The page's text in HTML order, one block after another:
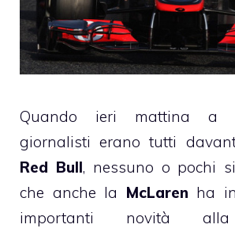
Quando ieri mattina a
giornalisti erano tutti
Red Bull, nessuno o pochi
che anche la McLaren ha
importanti novità alla